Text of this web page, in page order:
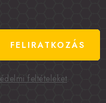
feltételeket.
FELIRATKOZÁS